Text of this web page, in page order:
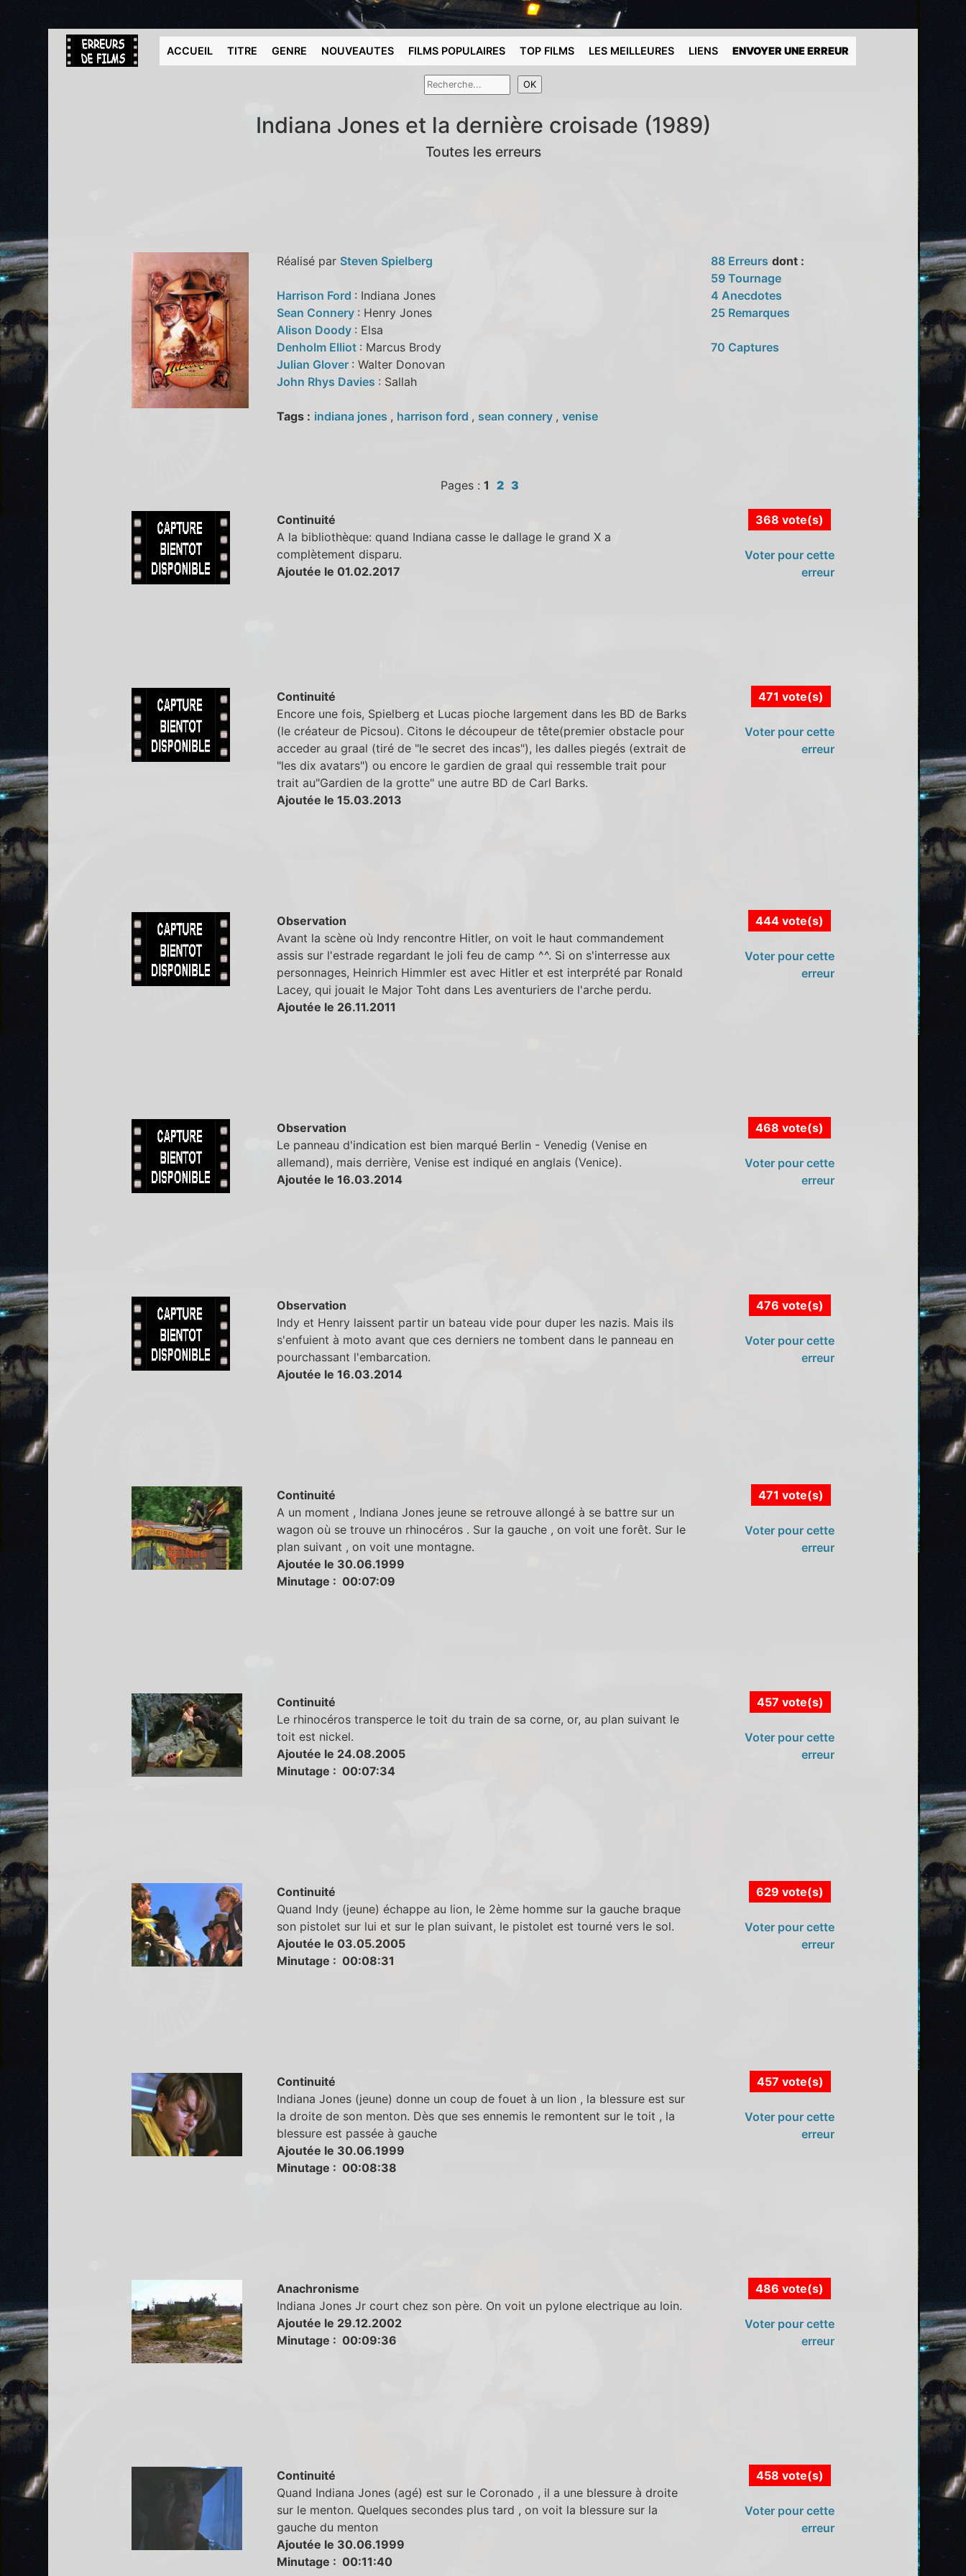
ACCUEIL TITRE GENRE NOUVEAUTES FILMS POPULAIRES TOP FILMS LES MEILLEURES LIENS ENVOYER UNE ERREUR
Indiana Jones et la dernière croisade (1989)
Toutes les erreurs
Réalisé par Steven Spielberg
Harrison Ford : Indiana Jones
Sean Connery : Henry Jones
Alison Doody : Elsa
Denholm Elliot : Marcus Brody
Julian Glover : Walter Donovan
John Rhys Davies : Sallah
Tags : indiana jones , harrison ford , sean connery , venise
88 Erreurs dont :
59 Tournage
4 Anecdotes
25 Remarques
70 Captures
Pages : 1 2 3
Continuité
A la bibliothèque: quand Indiana casse le dallage le grand X a
complètement disparu.
Ajoutée le 01.02.2017
368 vote(s)
Voter pour cette
erreur
Continuité
Encore une fois, Spielberg et Lucas pioche largement dans les BD de Barks
(le créateur de Picsou). Citons le découpeur de tête(premier obstacle pour
acceder au graal (tiré de "le secret des incas"), les dalles piegés (extrait de
"les dix avatars") ou encore le gardien de graal qui ressemble trait pour
trait au"Gardien de la grotte" une autre BD de Carl Barks.
Ajoutée le 15.03.2013
471 vote(s)
Voter pour cette
erreur
Observation
Avant la scène où Indy rencontre Hitler, on voit le haut commandement
assis sur l'estrade regardant le joli feu de camp ^^. Si on s'interresse aux
personnages, Heinrich Himmler est avec Hitler et est interprété par Ronald
Lacey, qui jouait le Major Toht dans Les aventuriers de l'arche perdu.
Ajoutée le 26.11.2011
444 vote(s)
Voter pour cette
erreur
Observation
Le panneau d'indication est bien marqué Berlin - Venedig (Venise en
allemand), mais derrière, Venise est indiqué en anglais (Venice).
Ajoutée le 16.03.2014
468 vote(s)
Voter pour cette
erreur
Observation
Indy et Henry laissent partir un bateau vide pour duper les nazis. Mais ils
s'enfuient à moto avant que ces derniers ne tombent dans le panneau en
pourchassant l'embarcation.
Ajoutée le 16.03.2014
476 vote(s)
Voter pour cette
erreur
Continuité
A un moment , Indiana Jones jeune se retrouve allongé à se battre sur un
wagon où se trouve un rhinocéros . Sur la gauche , on voit une forêt. Sur le
plan suivant , on voit une montagne.
Ajoutée le 30.06.1999
Minutage : 00:07:09
471 vote(s)
Voter pour cette
erreur
Continuité
Le rhinocéros transperce le toit du train de sa corne, or, au plan suivant le
toit est nickel.
Ajoutée le 24.08.2005
Minutage : 00:07:34
457 vote(s)
Voter pour cette
erreur
Continuité
Quand Indy (jeune) échappe au lion, le 2ème homme sur la gauche braque
son pistolet sur lui et sur le plan suivant, le pistolet est tourné vers le sol.
Ajoutée le 03.05.2005
Minutage : 00:08:31
629 vote(s)
Voter pour cette
erreur
Continuité
Indiana Jones (jeune) donne un coup de fouet à un lion , la blessure est sur
la droite de son menton. Dès que ses ennemis le remontent sur le toit , la
blessure est passée à gauche
Ajoutée le 30.06.1999
Minutage : 00:08:38
457 vote(s)
Voter pour cette
erreur
Anachronisme
Indiana Jones Jr court chez son père. On voit un pylone electrique au loin.
Ajoutée le 29.12.2002
Minutage : 00:09:36
486 vote(s)
Voter pour cette
erreur
Continuité
Quand Indiana Jones (agé) est sur le Coronado , il a une blessure à droite
sur le menton. Quelques secondes plus tard , on voit la blessure sur la
gauche du menton
Ajoutée le 30.06.1999
Minutage : 00:11:40
458 vote(s)
Voter pour cette
erreur